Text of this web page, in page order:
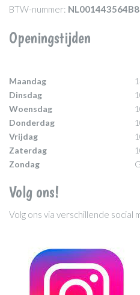
BTW-nummer:
Openingstijden
Maandag
Dinsdag
Woensdag
Donderdag
Vrijdag
Zaterdag
Zondag
Volg ons!
Volg ons via verschillende social